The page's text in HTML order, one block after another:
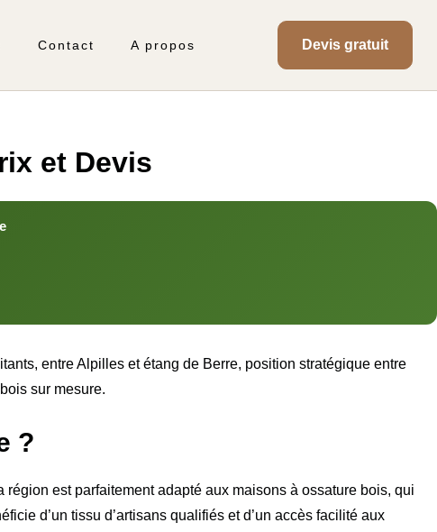
Contact A propos Devis gratuit
et Devis
entre Alpilles et étang de Berre, position stratégique entre
sur mesure.
?
est parfaitement adapté aux maisons à ossature bois, qui
d’un tissu d’artisans qualifiés et d’un accès facilité aux